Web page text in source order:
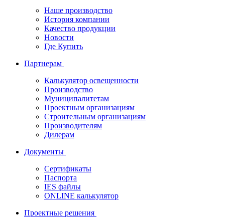
Наше производство
История компании
Качество продукции
Новости
Где Купить
Партнерам
Калькулятор освещенности
Производство
Муниципалитетам
Проектным организациям
Строительным организациям
Производителям
Дилерам
Документы
Сертификаты
Паспорта
IES файлы
ONLINE калькулятор
Проектные решения